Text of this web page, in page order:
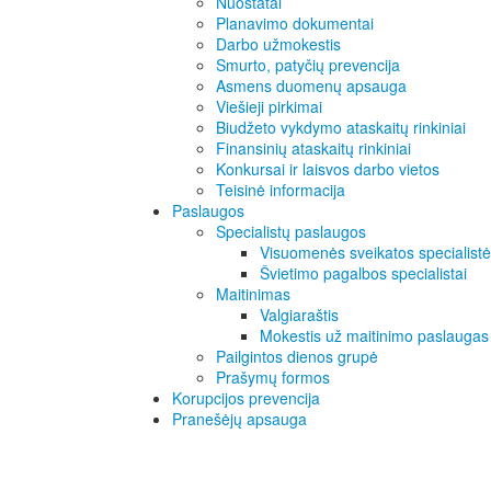
Planavimo dokumentai
Darbo užmokestis
Smurto, patyčių prevencija
Asmens duomenų apsauga
Viešieji pirkimai
Biudžeto vykdymo ataskaitų rinkiniai
Finansinių ataskaitų rinkiniai
Konkursai ir laisvos darbo vietos
Teisinė informacija
Paslaugos
Specialistų paslaugos
Visuomenės sveikatos specialistė
Švietimo pagalbos specialistai
Maitinimas
Valgiaraštis
Mokestis už maitinimo paslaugas
Pailgintos dienos grupė
Prašymų formos
Korupcijos prevencija
Pranešėjų apsauga